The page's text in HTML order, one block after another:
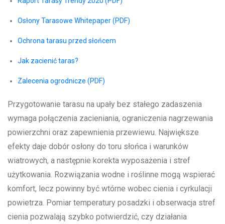
Osłony Tarasowe Whitepaper (PDF)
Ochrona tarasu przed słońcem
Jak zacienić taras?
Zalecenia ogrodnicze (PDF)
Przygotowanie tarasu na upały bez stałego zadaszenia
wymaga połączenia zacieniania, ograniczenia nagrzewania
powierzchni oraz zapewnienia przewiewu. Największe
efekty daje dobór osłony do toru słońca i warunków
wiatrowych, a następnie korekta wyposażenia i stref
użytkowania. Rozwiązania wodne i roślinne mogą wspierać
komfort, lecz powinny być wtórne wobec cienia i cyrkulacji
powietrza. Pomiar temperatury posadzki i obserwacja stref
cienia pozwalają szybko potwierdzić, czy działania